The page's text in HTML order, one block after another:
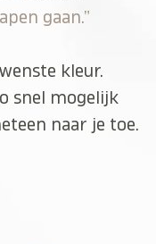
gaan.”
kleur.
snel mogelijk
naar je toe.